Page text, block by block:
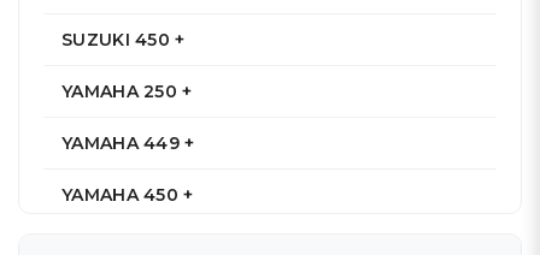
SUZUKI 450 +
YAMAHA 250 +
YAMAHA 449 +
YAMAHA 450 +